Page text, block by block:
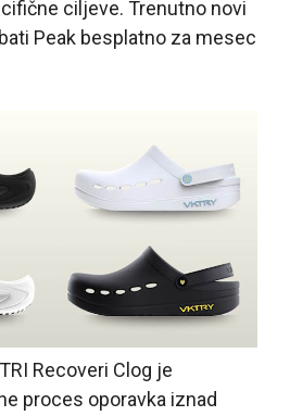
ciljeve. Trenutno novi
Peak besplatno za mesec
Recoveri Clog je
proces oporavka iznad